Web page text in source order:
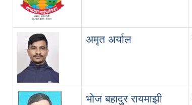
अमृत अर्याल
भोज बहादुर रायमाझी